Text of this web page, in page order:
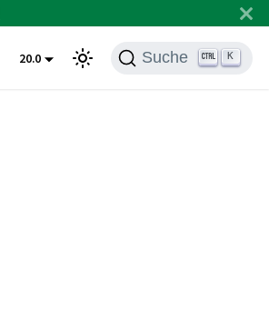
20.0 Suche K